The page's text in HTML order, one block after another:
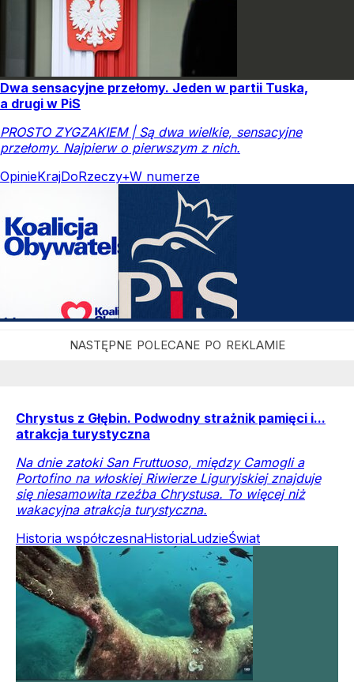
Dwa sensacyjne przełomy. Jeden w partii Tuska,
a drugi w PiS
PROSTO ZYGZAKIEM | Są dwa wielkie, sensacyjne
przełomy. Najpierw o pierwszym z nich.
OpinieKrajDoRzeczy+W numerze
Chrystus z Głębin. Podwodny strażnik pamięci i...
atrakcja turystyczna
Na dnie zatoki San Fruttuoso, między Camogli a
Portofino na włoskiej Riwierze Liguryjskiej znajduje
się niesamowita rzeźba Chrystusa. To więcej niż
wakacyjna atrakcja turystyczna.
Historia współczesnaHistoriaLudzieŚwiat